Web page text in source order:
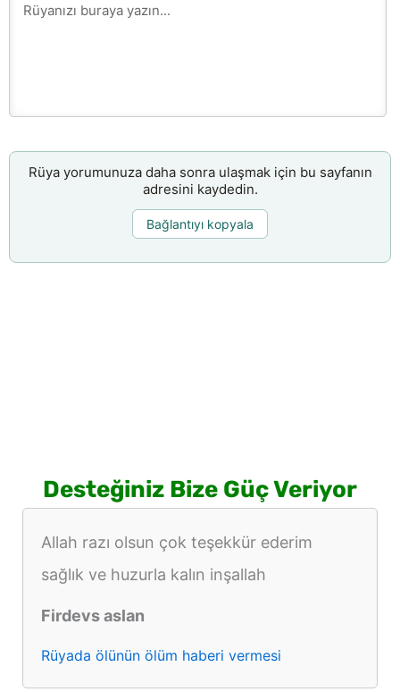
Rüya yorumunuza daha sonra ulaşmak için bu sayfanın
adresini kaydedin.
Bağlantıyı kopyala
Desteğiniz Bize Güç Veriyor
Allah razı olsun çok teşekkür ederim
sağlık ve huzurla kalın inşallah
Firdevs aslan
Rüyada ölünün ölüm haberi vermesi